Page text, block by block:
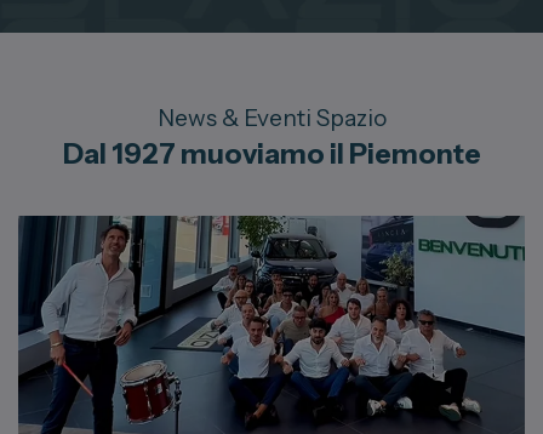
News & Eventi Spazio
Dal 1927 muoviamo il Piemonte